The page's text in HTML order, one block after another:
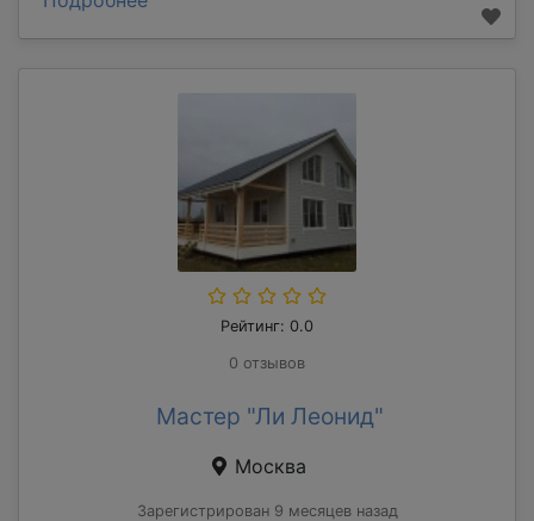
Рейтинг: 0.0
0 отзывов
Мастер "Ли Леонид"
Москва
Зарегистрирован 9 месяцев назад